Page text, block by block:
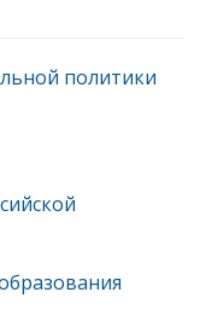
политики